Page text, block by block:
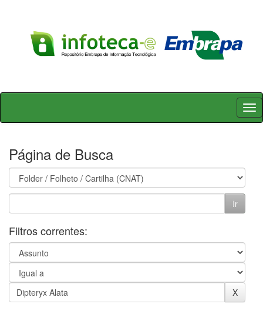
Skip
Página de Busca
Filtros correntes: